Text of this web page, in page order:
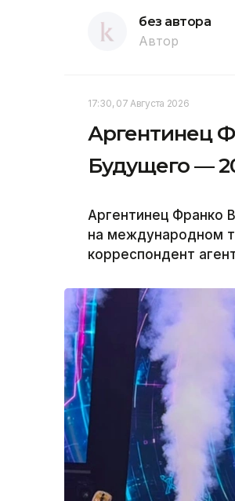
без автора
Автор
17:30, 07 Августа 2026
Аргентинец
Будущего —
Аргентинец Франко
на международном
корреспондент